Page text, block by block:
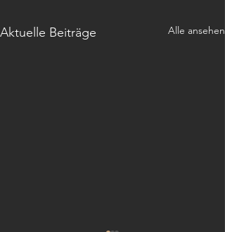
Aktuelle Beiträge Alle ansehen